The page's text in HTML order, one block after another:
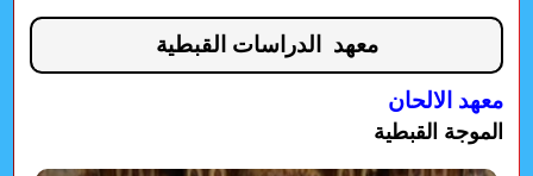
معهد الدراسات القبطية
معهد الالحان
الموجة القبطية